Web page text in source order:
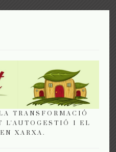
TRANSFORMACIÓ
L'AUTOGESTIÓ I EL
XARXA.